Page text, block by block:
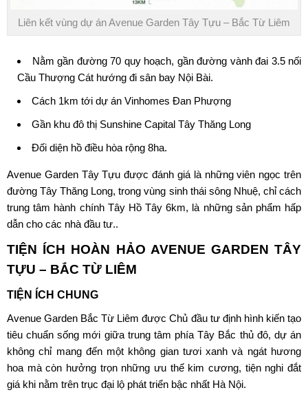
Liên kết vùng dự án Avenue Garden Tây Tựu – Bắc Từ Liêm
Nằm gần đường 70 quy hoạch, gần đường vành đai 3.5 nối
Cầu Thượng Cát hướng đi sân bay Nội Bài.
Cách 1km tới dự án Vinhomes Đan Phượng
Gần khu đô thị Sunshine Capital Tây Thăng Long
Đối diện hồ điều hòa rộng 8ha.
Avenue Garden Tây Tựu được đánh giá là những viên ngọc trên
đường Tây Thăng Long, trong vùng sinh thái sông Nhuệ, chỉ cách
trung tâm hành chính Tây Hồ Tây 6km, là những sản phẩm hấp
dẫn cho các nhà đầu tư..
TIỆN ÍCH HOÀN HẢO AVENUE GARDEN TÂY
TỰU – BẮC TỪ LIÊM
TIỆN ÍCH CHUNG
Avenue Garden Bắc Từ Liêm được Chủ đầu tư định hình kiến tạo
tiêu chuẩn sống mới giữa trung tâm phía Tây Bắc thủ đô, dự án
không chỉ mang đến một không gian tươi xanh và ngát hương
hoa mà còn hưởng trọn những ưu thế kim cương, tiện nghi đắt
giá khi nằm trên trục đại lộ phát triển bậc nhất Hà Nội.